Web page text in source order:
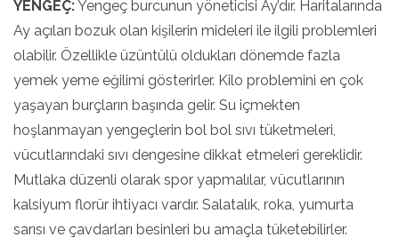
YENGEÇ:Yengeç burcunun yöneticisi Ay’dır. Haritalarında
Ay açıları bozuk olan kişilerin mideleri ile ilgili problemleri
olabilir. Özellikle üzüntülü oldukları dönemde fazla
yemek yeme eğilimi gösterirler. Kilo problemini en çok
yaşayan burçların başında gelir. Su içmekten
hoşlanmayan yengeçlerin bol bol sıvı tüketmeleri,
vücutlarındaki sıvı dengesine dikkat etmeleri gereklidir.
Mutlaka düzenli olarak spor yapmalılar, vücutlarının
kalsiyum florür ihtiyacı vardır. Salatalık, roka, yumurta
sarısı ve çavdarları besinleri bu amaçla tüketebilirler.